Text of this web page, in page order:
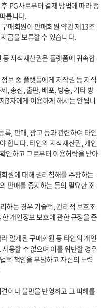
릅니다.
급을 보류할 수 있습니다.
, 송신, 출판, 배포, 방송, 기타 방
3자에게 이용하게 해서는 안됩니
합니다. 타인의 지식재산권, 개인
인하고 그로부터 이용허락을 받아
판매를 중지하는 등의 필요한 조
개인정보 보호에 관한 규정을 준
용할 수 없으며 이를 위반할 경우
적 책임을 부담하고 자신의 노력